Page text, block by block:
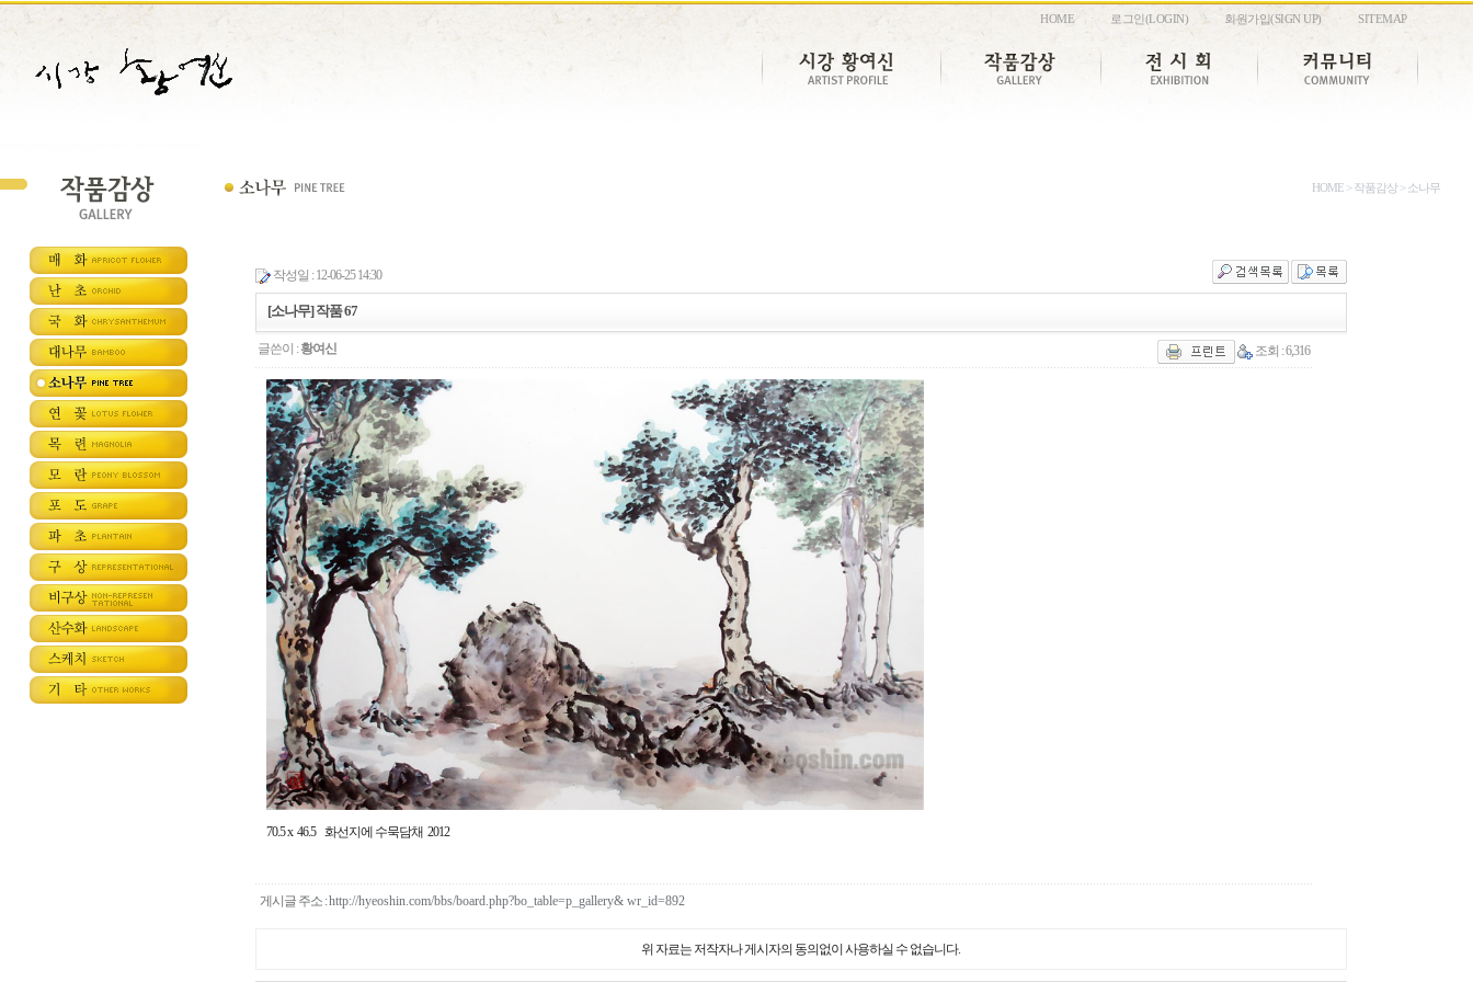
HOME · 로그인(LOGIN) · 회원가입(SIGN UP) · SITEMAP
HOME > 작품감상 > 소나무
작성일 : 12-06-25 14:30
[소나무] 작품 67
글쓴이 : 황여신 조회 : 6,316
70.5 x 46.5 화선지에 수묵담채 2012
게시글 주소 :http://hyeoshin.com/bbs/board.php?bo_table=p_gallery& wr_id=892
위 자료는 저작자나 게시자의 동의없이 사용하실 수 없습니다.